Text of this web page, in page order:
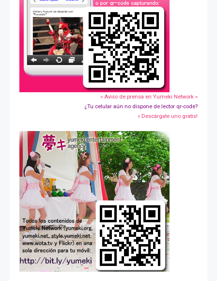
» Aviso de prensa en Yumeki Network »
¿Tu celular aún no dispone de lector qr-code?
» Descárgate uno gratis!